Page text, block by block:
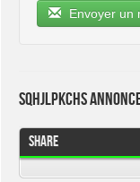
Envoyer un
sqhjlpkchs
Share